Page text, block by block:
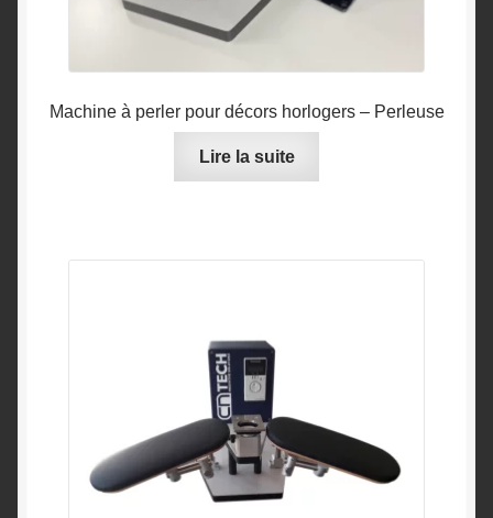
Machine à perler pour décors horlogers – Perleuse
Lire la suite